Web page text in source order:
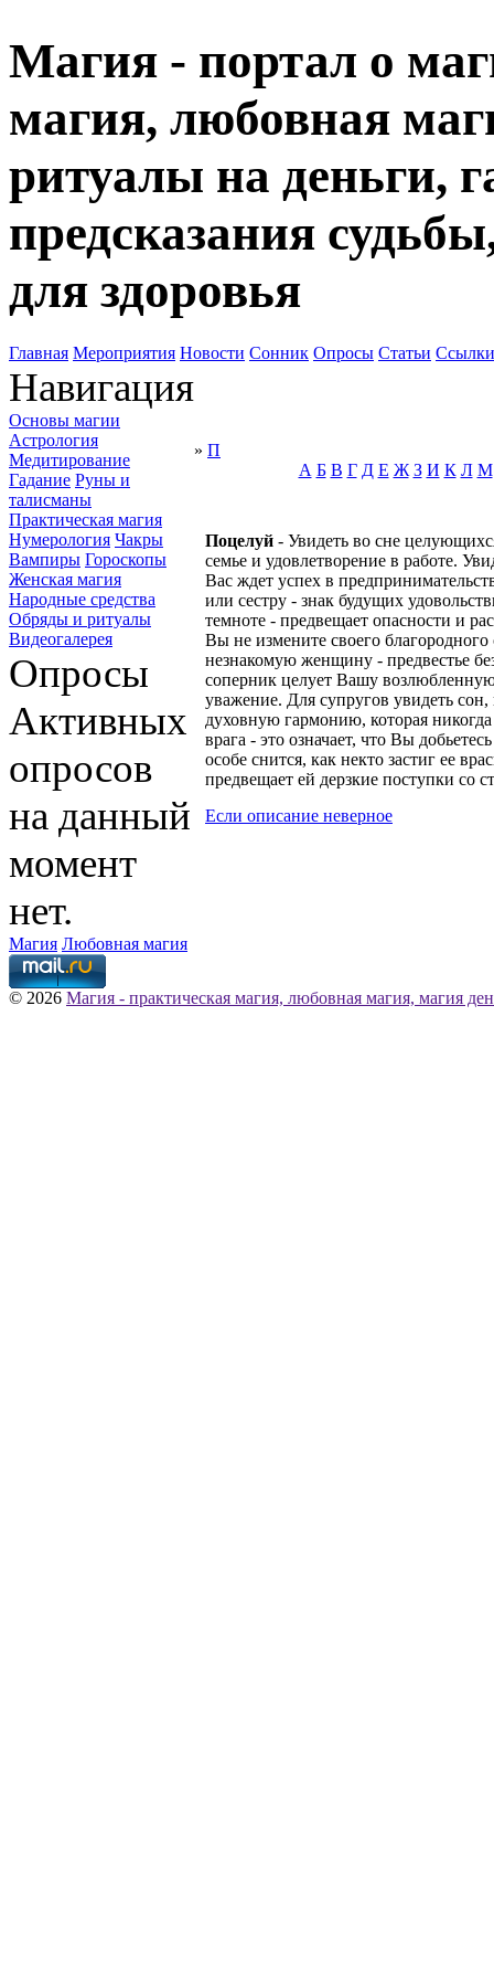
Магия - портал о
магия, любовная
ритуалы на деньги,
предсказания
для здоровья
Главная Мероприятия Новости Сонник Опросы Статьи Ссылки
Навигация
Основы магии
Астрология
Медитирование
Гадание Руны и
талисманы
Практическая магия
Нумерология Чакры
Вампиры Гороскопы
Женская магия
Народные средства
Обряды и ритуалы
Видеогалерея
Опросы
Активных
опросов
на данный
момент
нет.
» П
А Б В Г Д Е Ж З И К Л М
Поцелуй - Увидеть во сне
семье и удовлетворение в работе.
Вас ждет успех в
или сестру - знак будущих
темноте - предвещает опасности и
Вы не измените своего
незнакомую женщину - предвестье
соперник целует Вашу
уважение. Для супругов увидеть
духовную гармонию, которая
врага - это означает, что Вы
особе снится, как некто застиг ее
предвещает ей дерзкие поступки со
Если описание неверное
Магия Любовная магия
© 2026 Магия - практическая магия, любовная магия, магия